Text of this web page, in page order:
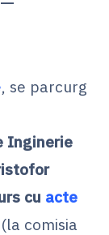
, se parcurg
Inginerie
cu acte
comisia